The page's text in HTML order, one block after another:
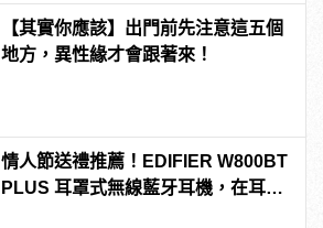
【其實你應該】出門前先注意這五個
地方，異性緣才會跟著來！
情人節送禮推薦！EDIFIER W800BT
PLUS 耳罩式無線藍牙耳機，在耳邊